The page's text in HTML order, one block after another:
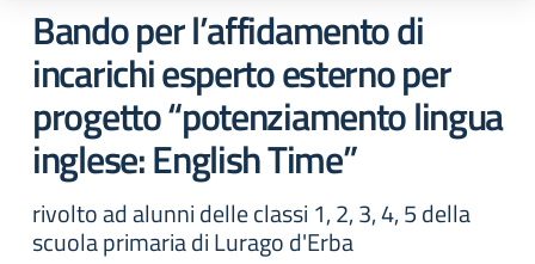
Bando per l’affidamento di
incarichi esperto esterno per
progetto “potenziamento lingua
inglese: English Time”
rivolto ad alunni delle classi 1, 2, 3, 4, 5 della
scuola primaria di Lurago d'Erba